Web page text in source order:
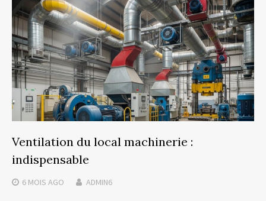
Ventilation du local machinerie :
indispensable
6 MOIS AGO ADMIN6